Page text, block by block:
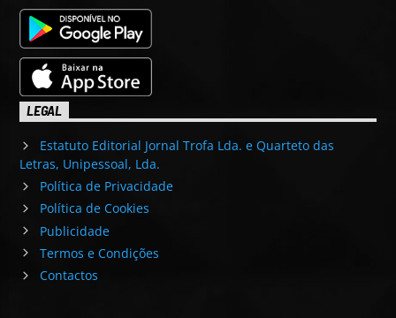
LEGAL
Estatuto Editorial Jornal Trofa Lda. e Quarteto das
Letras, Unipessoal, Lda.
Política de Privacidade
Política de Cookies
Publicidade
Termos e Condições
Contactos